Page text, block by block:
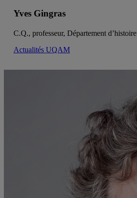
Yves Gingras
C.Q., professeur, Département d’histoire
Actualités UQAM